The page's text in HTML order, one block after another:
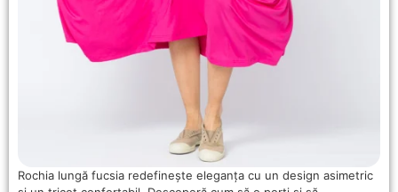
Rochia lungă fucsia redefinește eleganța cu un design asimetric